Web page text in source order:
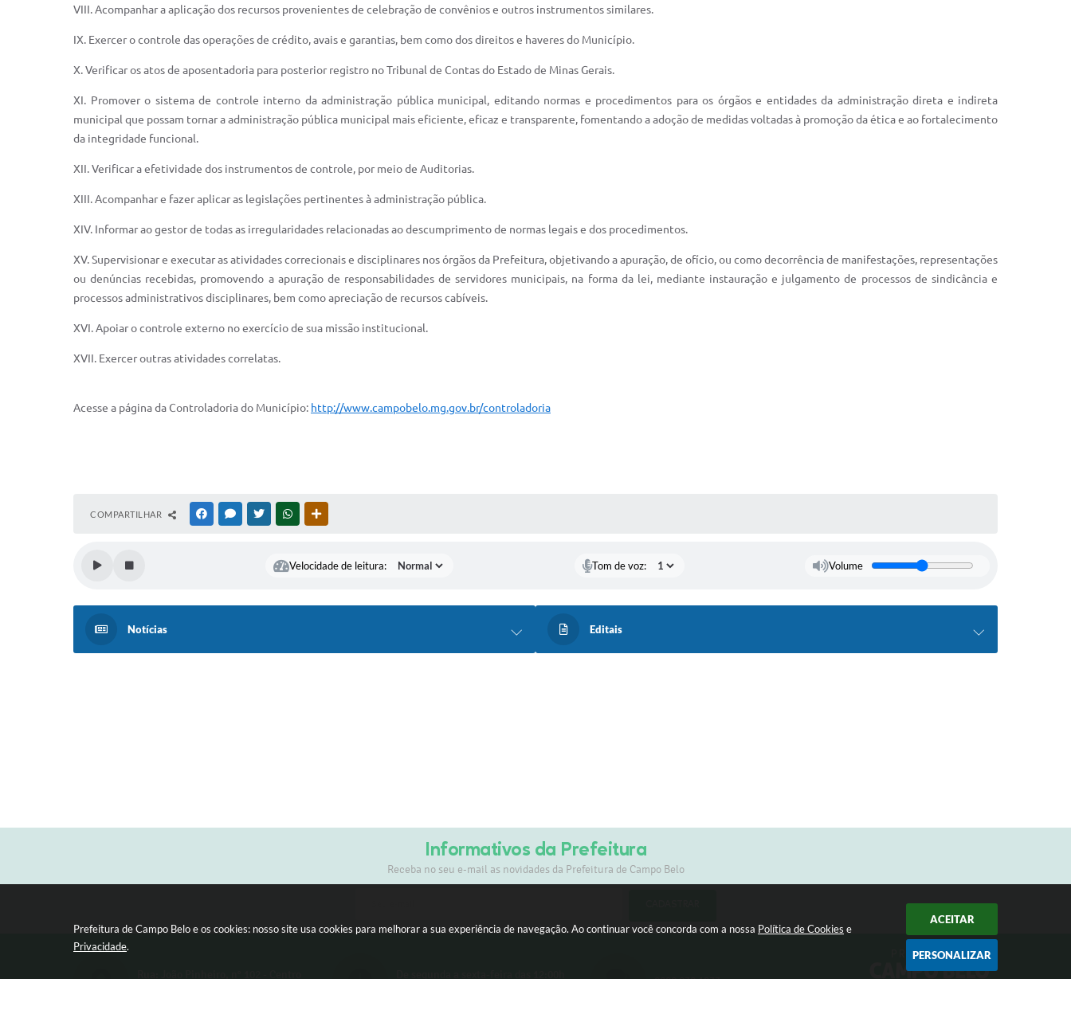
Prefeitura de Campo Belo e os cookies: nosso site usa cookies para melhorar a sua experiência de navegação. Ao continuar você concorda com a nossa Política de Cookies e
Privacidade.
ACEITAR
PERSONALIZAR
VIII. Acompanhar a aplicação dos recursos provenientes de celebração de convênios e outros instrumentos similares.
IX. Exercer o controle das operações de crédito, avais e garantias, bem como dos direitos e haveres do Município.
X. Verificar os atos de aposentadoria para posterior registro no Tribunal de Contas do Estado de Minas Gerais.
XI. Promover o sistema de controle interno da administração pública municipal, editando normas e procedimentos para os órgãos e entidades da administração direta e indireta
municipal que possam tornar a administração pública municipal mais eficiente, eficaz e transparente, fomentando a adoção de medidas voltadas à promoção da ética e ao fortalecimento
da integridade funcional.
XII. Verificar a efetividade dos instrumentos de controle, por meio de Auditorias.
XIII. Acompanhar e fazer aplicar as legislações pertinentes à administração pública.
XIV. Informar ao gestor de todas as irregularidades relacionadas ao descumprimento de normas legais e dos procedimentos.
XV. Supervisionar e executar as atividades correcionais e disciplinares nos órgãos da Prefeitura, objetivando a apuração, de ofício, ou como decorrência de manifestações, representações
ou denúncias recebidas, promovendo a apuração de responsabilidades de servidores municipais, na forma da lei, mediante instauração e julgamento de processos de sindicância e
processos administrativos disciplinares, bem como apreciação de recursos cabíveis.
XVI. Apoiar o controle externo no exercício de sua missão institucional.
XVII. Exercer outras atividades correlatas.
Acesse a página da Controladoria do Município: http://www.campobelo.mg.gov.br/controladoria
COMPARTILHAR FACEBOOKMESSENGER
TWITTERWHATSAPP
Velocidade de leitura: Tom de voz: Volume
Notícias Editais
Informativos da Prefeitura
Receba no seu e-mail as novidades da Prefeitura de Campo Belo
0800 030 1033